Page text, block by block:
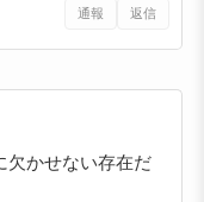
通報 返信
欠かせない存在だ